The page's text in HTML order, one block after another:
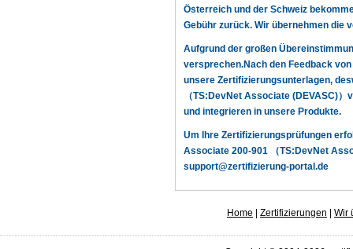
Österreich und der Schweiz
Gebühr zurück. Wir übernehmen die
Aufgrund der großen
versprechen.Nach den Feedback
unsere Zertifizierungsunterlagen,
（TS:DevNet Associate (DEVASC)
und integrieren in unsere Produkte.
Um Ihre Zertifizierungsprüfungen
Associate 200-901 （TS:DevNet
support@zertifizierung-portal.de
Home Zertifizierungen Wir